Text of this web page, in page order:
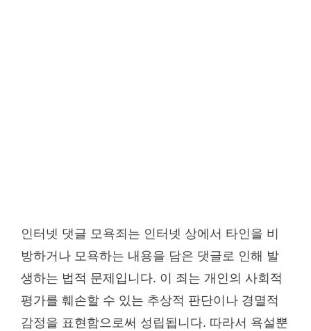
인터넷 댓글 모욕죄는 인터넷 상에서 타인을 비
방하거나 모욕하는 내용을 담은 댓글로 인해 발
생하는 법적 문제입니다. 이 죄는 개인의 사회적
평가를 훼손할 수 있는 추상적 판단이나 경멸적
감정을 표현함으로써 성립됩니다. 따라서 욕설뿐